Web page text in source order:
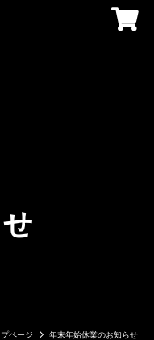
プページ 年末年始休業のお知らせ